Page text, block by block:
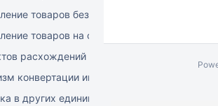
товаров без заказа
товаров на основе заказа
расхождений при поступлении товаров
конвертации инвойсов из иностранной
в других единицах